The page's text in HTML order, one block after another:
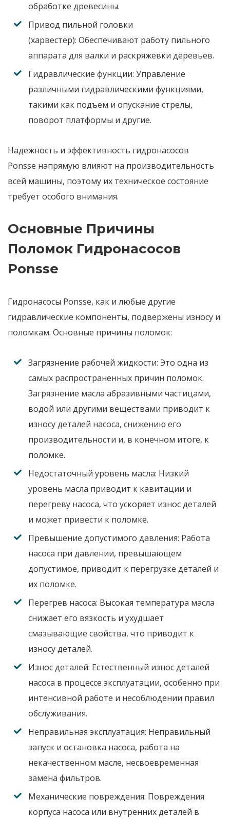
обработке древесины.
Привод пильной головки
(харвестер): Обеспечивают работу пильного
аппарата для валки и раскряжевки деревьев.
Гидравлические функции: Управление
различными гидравлическими функциями,
такими как подъем и опускание стрелы,
поворот платформы и другие.
Надежность и эффективность гидронасосов
Ponsse напрямую влияют на производительность
всей машины, поэтому их техническое состояние
требует особого внимания.
Основные Причины
Поломок Гидронасосов
Ponsse
Гидронасосы Ponsse, как и любые другие
гидравлические компоненты, подвержены износу и
поломкам. Основные причины поломок:
Загрязнение рабочей жидкости: Это одна из
самых распространенных причин поломок.
Загрязнение масла абразивными частицами,
водой или другими веществами приводит к
износу деталей насоса, снижению его
производительности и, в конечном итоге, к
поломке.
Недостаточный уровень масла: Низкий
уровень масла приводит к кавитации и
перегреву насоса, что ускоряет износ деталей
и может привести к поломке.
Превышение допустимого давления: Работа
насоса при давлении, превышающем
допустимое, приводит к перегрузке деталей и
их поломке.
Перегрев насоса: Высокая температура масла
снижает его вязкость и ухудшает
смазывающие свойства, что приводит к
износу деталей.
Износ деталей: Естественный износ деталей
насоса в процессе эксплуатации, особенно при
интенсивной работе и несоблюдении правил
обслуживания.
Неправильная эксплуатация: Неправильный
запуск и остановка насоса, работа на
некачественном масле, несвоевременная
замена фильтров.
Механические повреждения: Повреждения
корпуса насоса или внутренних деталей в